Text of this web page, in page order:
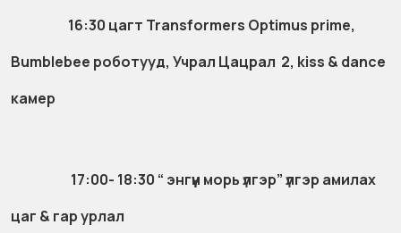
16:30 цагт Transformers Optimus prime,
Bumblebee роботууд, Учрал Цацрал 2, kiss & dance
камер
17:00- 18:30 “ энгүүн морь үлгэр” үлгэр амилах
цаг & гар урлал